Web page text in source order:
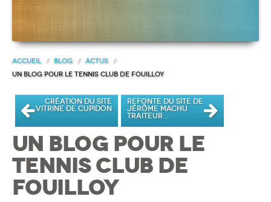
Accueil / Blog / Actus
/
Un blog pour le Tennis Club de Fouilloy
Création du site
vitrine de Cupidon
Refonte du site de
Jérôme Machu
traiteur…
Un blog pour le
Tennis Club de
Fouilloy